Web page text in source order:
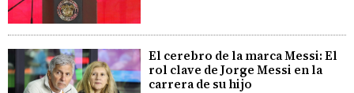
El cerebro de la marca Messi: El
rol clave de Jorge Messi en la
carrera de su hijo